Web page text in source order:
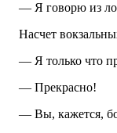
— Я говорю из
Насчет
— Я только что
— Прекрасно!
— Вы, кажется,